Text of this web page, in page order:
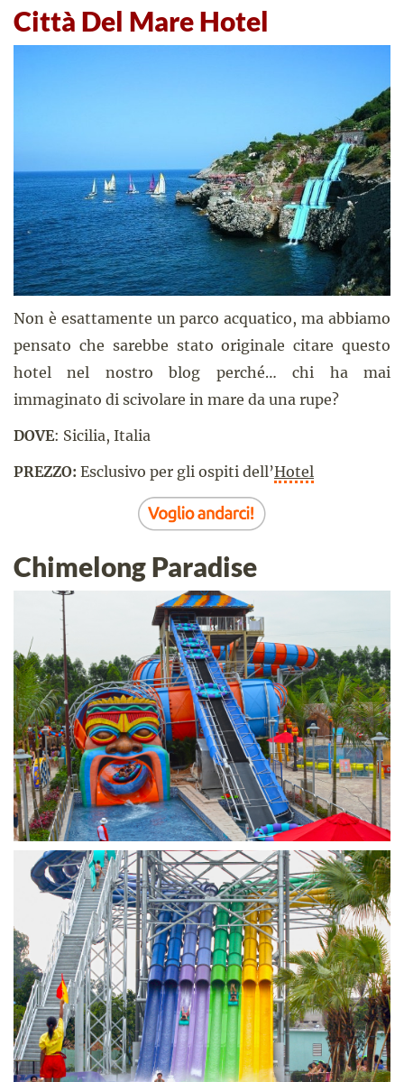
Città Del Mare Hotel
Non è esattamente un parco acquatico, ma abbiamo
pensato che sarebbe stato originale citare questo
hotel nel nostro blog perché… chi ha mai
immaginato di scivolare in mare da una rupe?
DOVE: Sicilia, Italia
PREZZO: Esclusivo per gli ospiti dell’Hotel
Chimelong Paradise